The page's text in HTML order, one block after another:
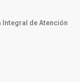
Integral de Atención